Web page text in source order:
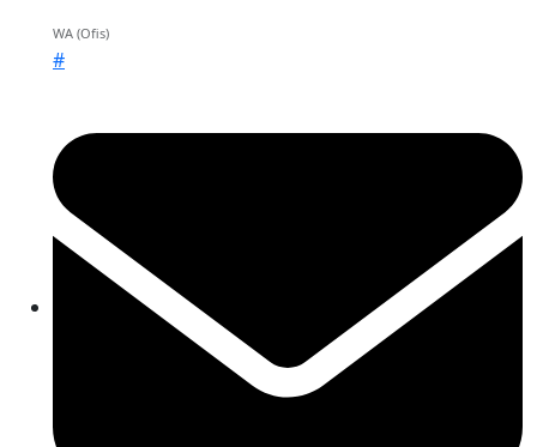
WA (Ofis)
#